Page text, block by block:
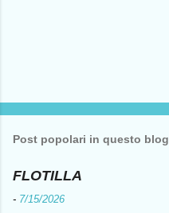
Post popolari in questo blog
FLOTILLA
- 7/15/2026